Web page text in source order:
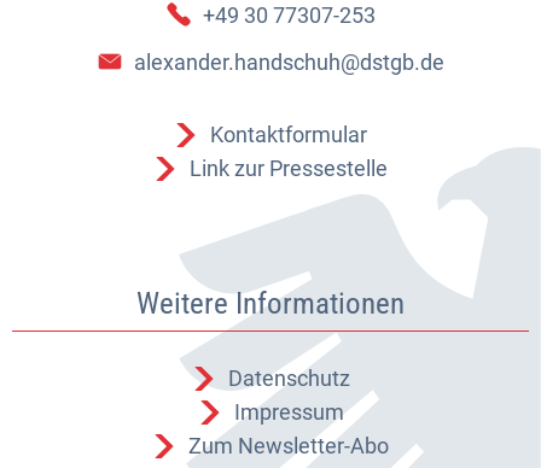
+49 30 77307-253
alexander.handschuh@dstgb.de
Kontaktformular
Link zur Pressestelle
Weitere Informationen
Datenschutz
Impressum
Zum Newsletter-Abo